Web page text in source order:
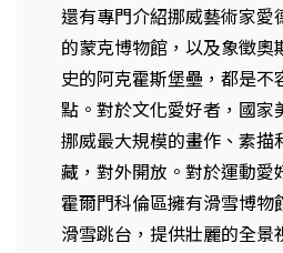
還有專門介紹挪威藝術家
的蒙克博物館，以及象徵奧
史的阿克霍斯堡壘，都是不
點。對於文化愛好者，國家
挪威最大規模的畫作、素描
藏，對外開放。對於運動愛
霍爾門科倫區擁有滑雪博物
滑雪跳台，提供壯麗的全景